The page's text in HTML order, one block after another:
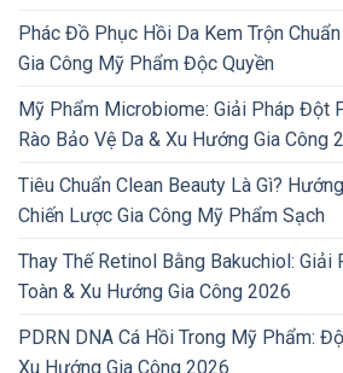
Phác Đồ Phục Hồi Da Kem Trộn
Gia Công Mỹ Phẩm Độc Quyền
Mỹ Phẩm Microbiome: Giải Pháp Đột
Rào Bảo Vệ Da & Xu Hướng Gia Công
Tiêu Chuẩn Clean Beauty Là Gì?
Chiến Lược Gia Công Mỹ Phẩm Sạch
Thay Thế Retinol Bằng Bakuchiol: Giải
Toàn & Xu Hướng Gia Công 2026
PDRN DNA Cá Hồi Trong Mỹ Phẩm:
Xu Hướng Gia Công 2026